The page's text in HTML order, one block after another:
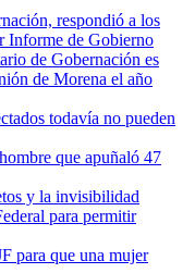
respondió a los
Informe de Gobierno
de Gobernación es
de Morena el año
todavía no pueden
que apuñaló 47
y la invisibilidad
para permitir
para que una mujer